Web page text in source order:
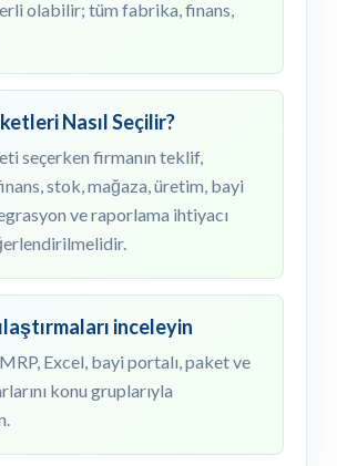
olabilir; tüm fabrika, finans,
Nasıl Seçilir?
seçerken firmanın teklif,
stok, mağaza, üretim, bayi
ve raporlama ihtiyacı
inceleyin
Excel, bayi portalı, paket ve
konu gruplarıyla